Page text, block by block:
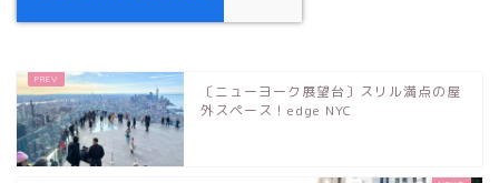
〔ニューヨーク展望台〕スリル満点の屋
外スペース！edge NYC